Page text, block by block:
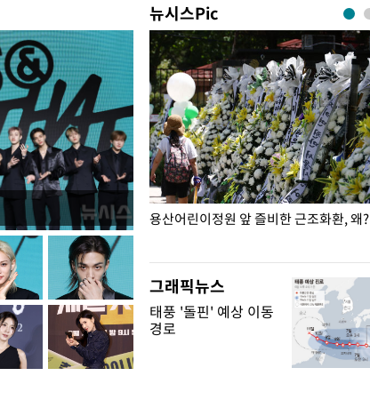
뉴시스Pic
용산어린이정원 앞 즐비한 근조화환, 왜?
그래픽뉴스
태풍 '돌핀' 예상 이동
경로